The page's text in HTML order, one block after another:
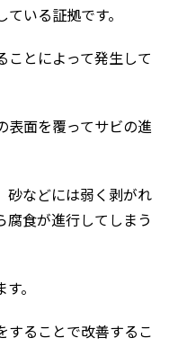
いる証拠です。
ことによって発生して
表面を覆ってサビの進
砂などには弱く剥がれ
腐食が進行してしまう
。
することで改善するこ